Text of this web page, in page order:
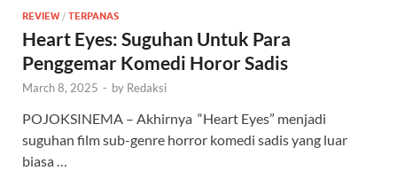
REVIEW / TERPANAS
Heart Eyes: Suguhan Untuk Para
Penggemar Komedi Horor Sadis
March 8, 2025 - by Redaksi
POJOKSINEMA – Akhirnya “Heart Eyes” menjadi
suguhan film sub-genre horror komedi sadis yang luar
biasa …